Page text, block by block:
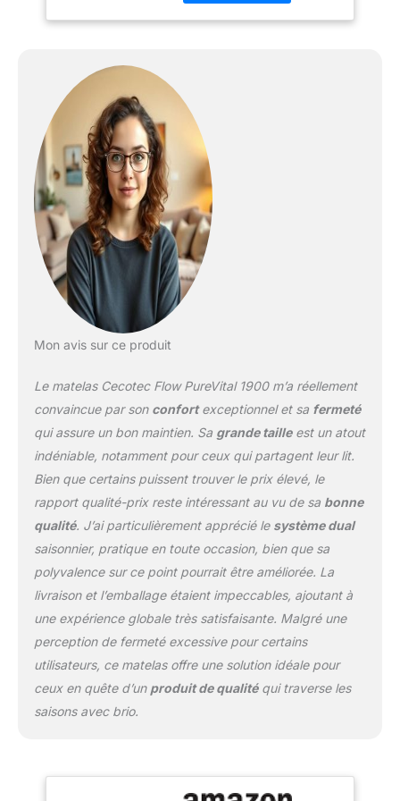
morbidezza, alta sudore,
resistenza ed è facile da
pulire. Double système
double face. Profitez de
la sensation de fraîcheur
en été et de la chaleur en
hiver. Votre repos optimal
ne dépend pas de la
station.
Mon avis sur ce produit
Le matelas Cecotec Flow PureVital 1900 m’a réellement
convaincue par son confortexceptionnel et sa fermeté
qui assure un bon maintien. Sa grande tailleest un atout
indéniable, notamment pour ceux qui partagent leur lit.
Bien que certains puissent trouver le prix élevé, le
rapport qualité-prix reste intéressant au vu de sa bonne
qualité. J’ai particulièrement apprécié le système dual
saisonnier, pratique en toute occasion, bien que sa
polyvalence sur ce point pourrait être améliorée. La
livraison et l’emballage étaient impeccables, ajoutant à
une expérience globale très satisfaisante. Malgré une
perception de fermeté excessive pour certains
utilisateurs, ce matelas offre une solution idéale pour
ceux en quête d’un produit de qualitéqui traverse les
saisons avec brio.